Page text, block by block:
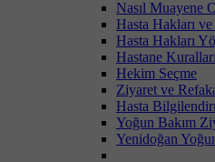
Nasıl Muayene
Hasta Hakları
Hasta Hakları
Hastane Kuralları
Hekim Seçme
Ziyaret ve
Hasta
Yoğun Bakım
Yenidoğan